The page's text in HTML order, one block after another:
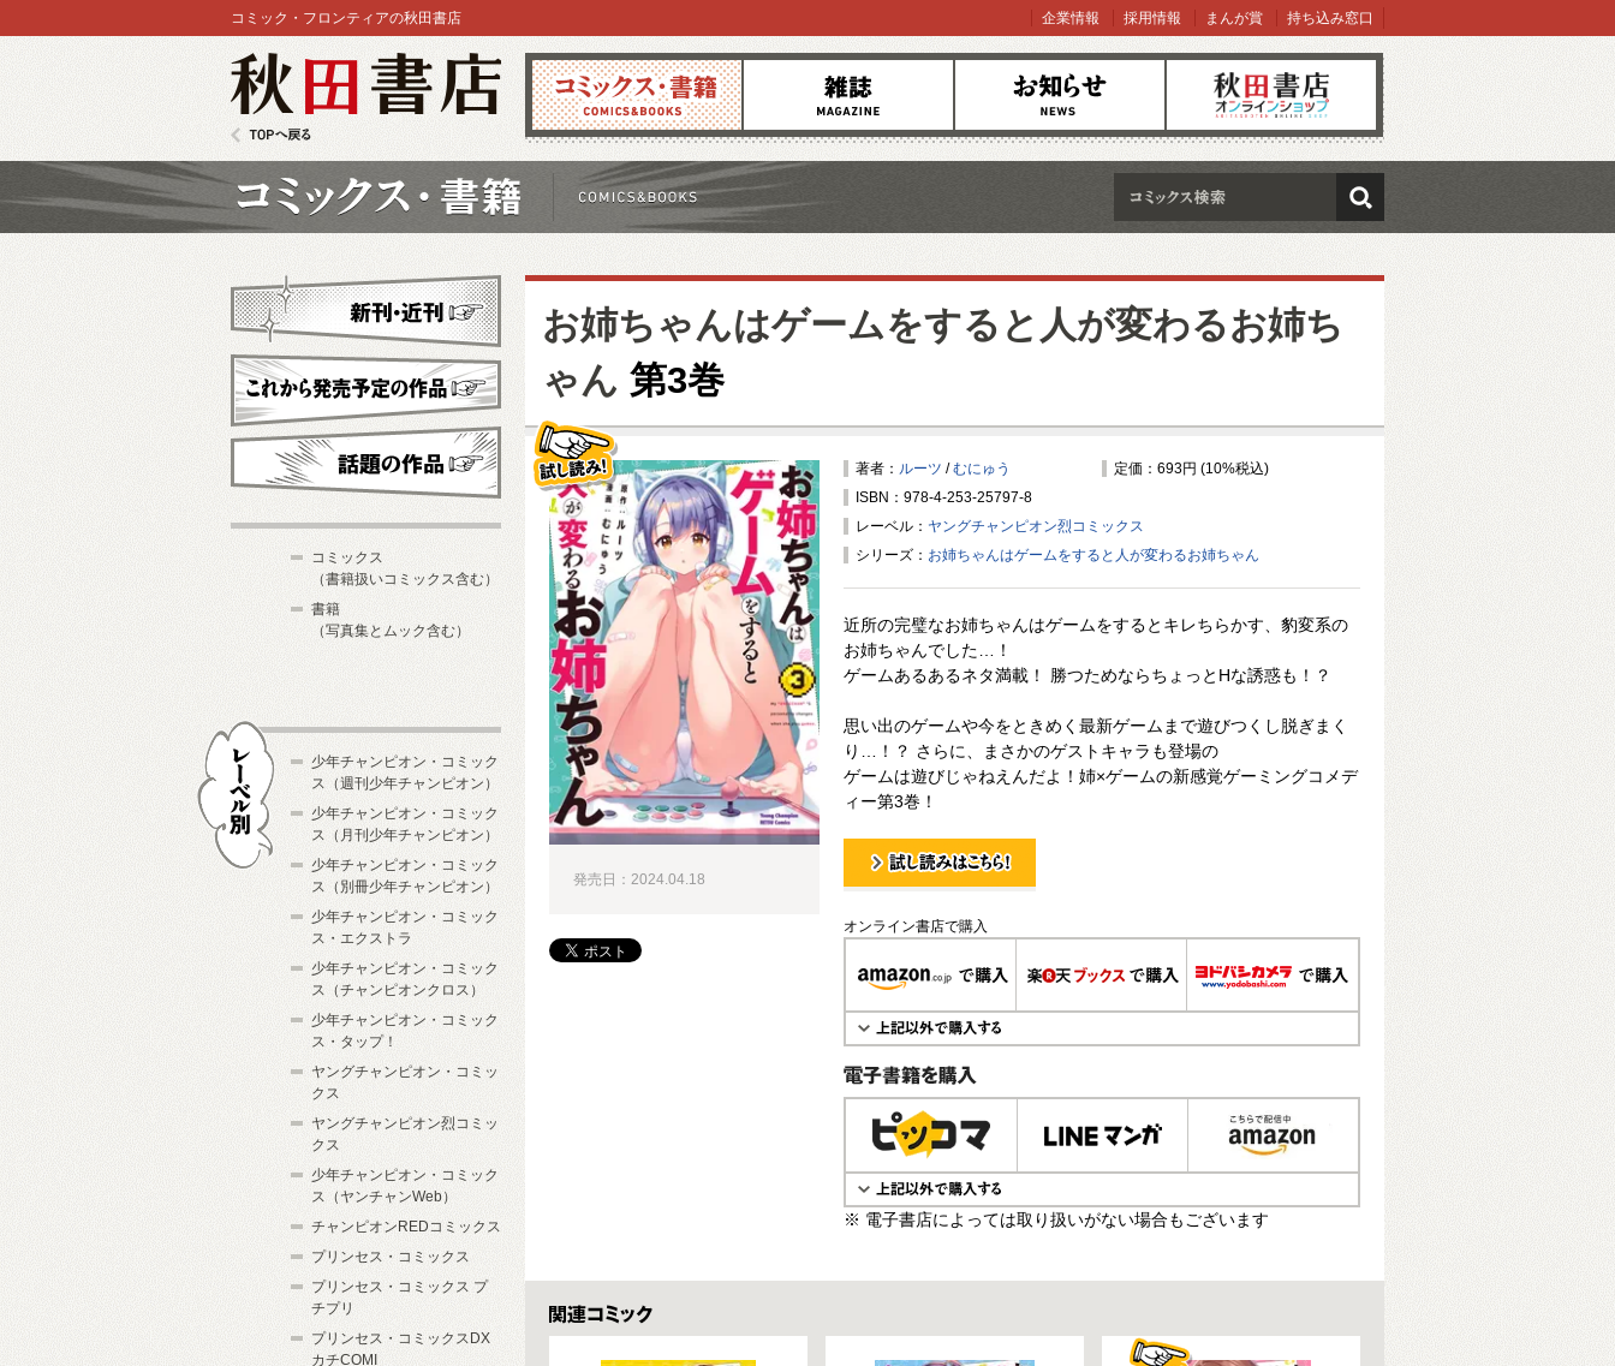
コミックス 雑誌 お知らせ オンラインショップ
コミック・フロンティアの秋田書店 企業情報 採用情報 まんが賞 持ち込み窓口
検索
お姉ちゃんはゲームをすると人が変わるお姉ち
ゃん 第3巻
著者： ルーツ /むにゅう
定価：693円 (10%税込)
ISBN：978-4-253-25797-8
レーベル： ヤングチャンピオン烈コミックス
シリーズ： お姉ちゃんはゲームをすると人が変わるお姉ちゃん
近所の完璧なお姉ちゃんはゲームをするとキレちらかす、豹変系の
お姉ちゃんでした…！
ゲームあるあるネタ満載！ 勝つためならちょっとHな誘惑も！？
思い出のゲームや今をときめく最新ゲームまで遊びつくし脱ぎまく
り…！？ さらに、まさかのゲストキャラも登場の
ゲームは遊びじゃねえんだよ！姉×ゲームの新感覚ゲーミングコメデ
ィー第3巻！
試し読み！
オンライン書店で購入
電子書籍で購入
※ 電子書店によっては取り扱いがない場合もございます
発売日：2024.04.18
関連コミックス
新刊・近刊
これから発売予定
コミックス
（書籍扱いコミックス含む）
書籍
（写真集とムック含む）
少年チャンピオン・コミック
ス（週刊少年チャンピオン）
少年チャンピオン・コミック
ス（月刊少年チャンピオン）
少年チャンピオン・コミック
ス（別冊少年チャンピオン）
少年チャンピオン・コミック
ス・エクストラ
少年チャンピオン・コミック
ス（チャンピオンクロス）
少年チャンピオン・コミック
ス・タップ！
ヤングチャンピオン・コミッ
クス
ヤングチャンピオン烈コミッ
クス
少年チャンピオン・コミック
ス（ヤンチャンWeb）
チャンピオンREDコミックス
プリンセス・コミックス
プリンセス・コミックス プ
チプリ
プリンセス・コミックスDX
カチCOMI